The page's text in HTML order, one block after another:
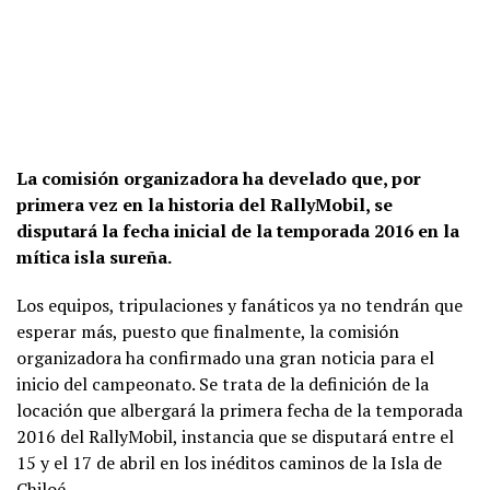
La comisión organizadora ha develado que, por
primera vez en la historia del RallyMobil, se
disputará la fecha inicial de la temporada 2016 en la
mítica isla sureña.
Los equipos, tripulaciones y fanáticos ya no tendrán que
esperar más, puesto que finalmente, la comisión
organizadora ha confirmado una gran noticia para el
inicio del campeonato. Se trata de la definición de la
locación que albergará la primera fecha de la temporada
2016 del RallyMobil, instancia que se disputará entre el
15 y el 17 de abril en los inéditos caminos de la Isla de